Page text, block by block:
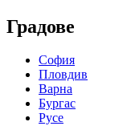
Градове
София
Пловдив
Варна
Бургас
Русе